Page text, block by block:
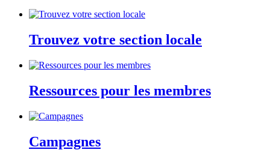
Trouvez votre section locale
Ressources pour les membres
Campagnes